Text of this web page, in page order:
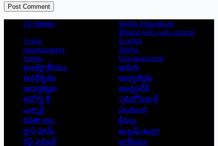
Post Comment
24 గంటలు
Balala Bharatham
Bharat jodo yatra special
Crime
English
entertainment
Shoba
Sports
Uncategorized
అంతర్జాతీయం
అరుగు
అవర్గీకృతం
ఆద్యాత్మికం
ఆధ్యాత్మికం
ఆంధ్రప్రదేశ్
ఆరోగ్య శ్రీ
ఎడిటోరియల్
ఎన్నారై
ఎలమంద
కవితా శాల
క్రీడలు
క్లాస్ రూమ్
ఖుల్లమ్ ఖుల్లా
గెస్ట్ ఎడిటర్
జాతీయం